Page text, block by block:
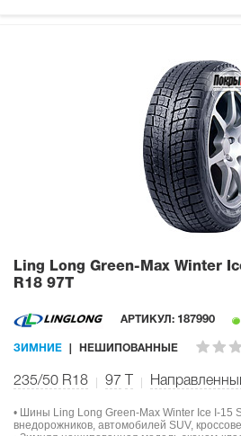
Ling Long Green-Max Winter
R18 97T
АРТИКУЛ: 187990
ЗИМНИЕ НЕШИПОВАННЫЕ
235/50 R18 97
• Шины Ling Long Green-Max Winter Ice I-15
внедорожников, автомобилей SUV,